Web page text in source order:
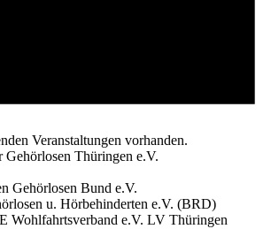
Veranstaltungen vorhanden.
Thüringen e.V.
Gehörlosen Bund e.V.
u. Hörbehinderten e.V. (BRD)
Wohlfahrtsverband e.V. LV Thüringen